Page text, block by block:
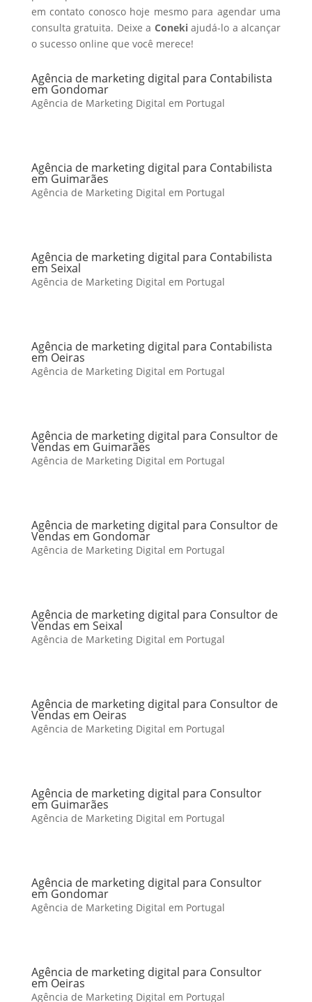
em contato conosco hoje mesmo para agendar uma
consulta gratuita. Deixe a Conekiajudá-lo a alcançar
o sucesso online que você merece!
Agência de marketing digital para Contabilista
em Gondomar
Agência de Marketing Digital em Portugal
Agência de marketing digital para Contabilista
em Guimarães
Agência de Marketing Digital em Portugal
Agência de marketing digital para Contabilista
em Seixal
Agência de Marketing Digital em Portugal
Agência de marketing digital para Contabilista
em Oeiras
Agência de Marketing Digital em Portugal
Agência de marketing digital para Consultor de
Vendas em Guimarães
Agência de Marketing Digital em Portugal
Agência de marketing digital para Consultor de
Vendas em Gondomar
Agência de Marketing Digital em Portugal
Agência de marketing digital para Consultor de
Vendas em Seixal
Agência de Marketing Digital em Portugal
Agência de marketing digital para Consultor de
Vendas em Oeiras
Agência de Marketing Digital em Portugal
Agência de marketing digital para Consultor
em Guimarães
Agência de Marketing Digital em Portugal
Agência de marketing digital para Consultor
em Gondomar
Agência de Marketing Digital em Portugal
Agência de marketing digital para Consultor
em Oeiras
Agência de Marketing Digital em Portugal